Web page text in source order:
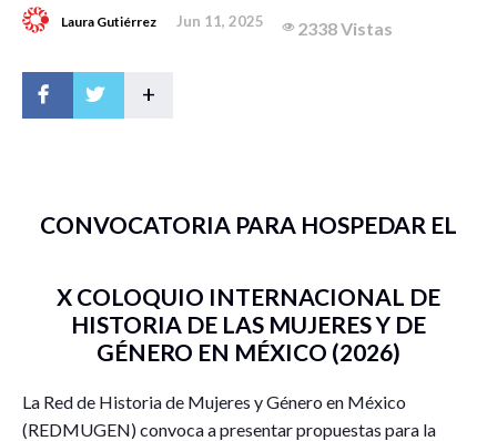
Laura Gutiérrez Jun 11, 2025 2338 Vistas
+
CONVOCATORIA PARA HOSPEDAR EL
X COLOQUIO INTERNACIONAL DE
HISTORIA DE LAS MUJERES Y DE
GÉNERO EN MÉXICO (2026)
La Red de Historia de Mujeres y Género en México
(REDMUGEN) convoca a presentar propuestas para la